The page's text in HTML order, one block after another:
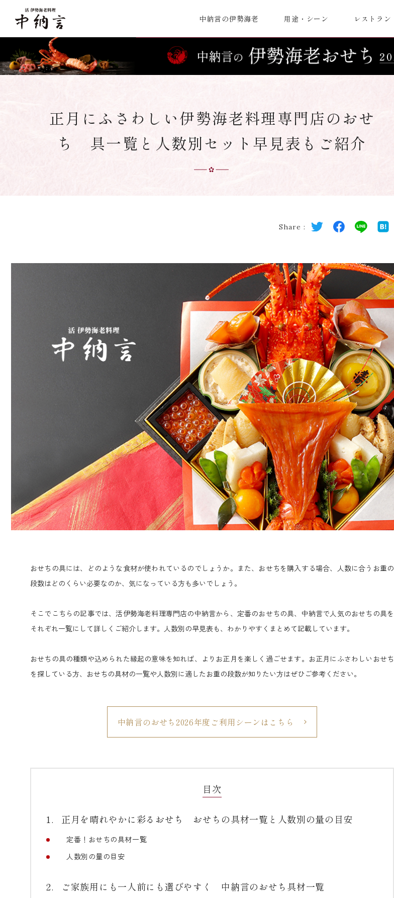
中納言の伊勢海老 用途・シーン レストラン
正月にふさわしい伊勢海老料理専門店のおせ
ち 具一覧と人数別セット早見表もご紹介
Share :
おせちの具には、どのような食材が使われているのでしょうか。また、おせちを購入する場合、人数に合うお重の
段数はどのくらい必要なのか、気になっている方も多いでしょう。
そこでこちらの記事では、活伊勢海老料理専門店の中納言から、定番のおせちの具、中納言で人気のおせちの具を
それぞれ一覧にして詳しくご紹介します。人数別の早見表も、わかりやすくまとめて記載しています。
おせちの具の種類や込められた縁起の意味を知れば、よりお正月を楽しく過ごせます。お正月にふさわしいおせち
を探している方、おせちの具材の一覧や人数別に適したお重の段数が知りたい方はぜひご参考ください。
中納言のおせち2026年度ご利用シーンはこちら
目次
正月を晴れやかに彩るおせち おせちの具材一覧と人数別の量の目安
定番！おせちの具材一覧
人数別の量の目安
ご家族用にも一人前にも選びやすく 中納言のおせち具材一覧